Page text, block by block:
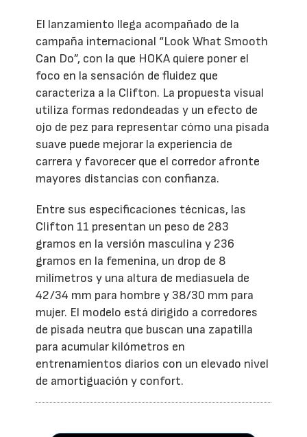
El lanzamiento llega acompañado de la
campaña internacional “Look What Smooth
Can Do”, con la que HOKA quiere poner el
foco en la sensación de fluidez que
caracteriza a la Clifton. La propuesta visual
utiliza formas redondeadas y un efecto de
ojo de pez para representar cómo una pisada
suave puede mejorar la experiencia de
carrera y favorecer que el corredor afronte
mayores distancias con confianza.
Entre sus especificaciones técnicas, las
Clifton 11 presentan un peso de 283
gramos en la versión masculina y 236
gramos en la femenina, un drop de 8
milímetros y una altura de mediasuela de
42/34 mm para hombre y 38/30 mm para
mujer. El modelo está dirigido a corredores
de pisada neutra que buscan una zapatilla
para acumular kilómetros en
entrenamientos diarios con un elevado nivel
de amortiguación y confort.